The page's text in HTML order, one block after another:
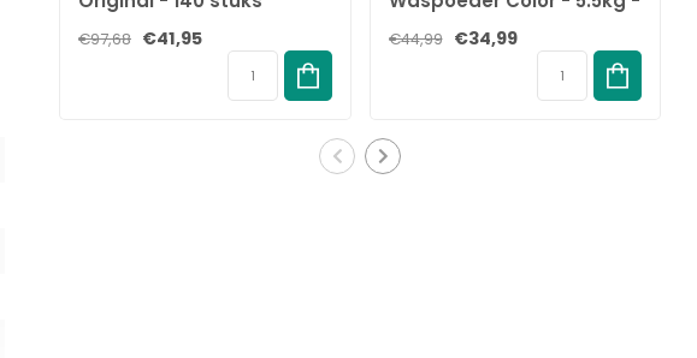
€97,68 €41,95
100 Wasbeurten
€44,99 €34,99